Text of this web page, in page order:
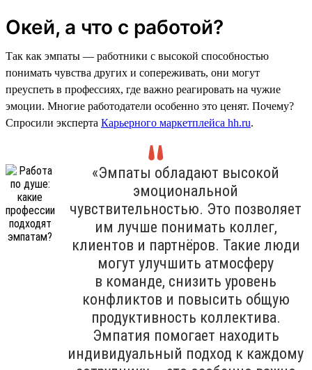
Окей, а что с работой?
Так как эмпаты — работники с высокой способностью
понимать чувства других и сопереживать, они могут
преуспеть в профессиях, где важно реагировать на чужие
эмоции. Многие работодатели особенно это ценят. Почему?
Спросили эксперта Карьерного маркетплейса hh.ru.
«Эмпаты обладают высокой
эмоциональной
чувствительностью. Это позволяет
им лучше понимать коллег,
клиентов и партнёров. Такие люди
могут улучшить атмосферу
в команде, снизить уровень
конфликтов и повысить общую
продуктивность коллектива.
Эмпатия помогает находить
индивидуальный подход к каждому